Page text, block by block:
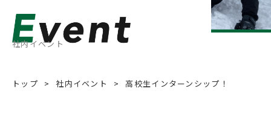
Job information
社内イベント
トップ 社内イベント 高校生インターンシップ！